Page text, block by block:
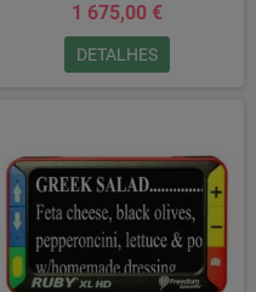
1 675,00 €
DETALHES